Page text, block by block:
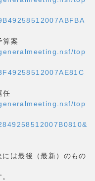
算案
top
任
top
は最後（最新）のもの